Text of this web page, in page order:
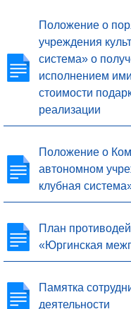
Положение о
учреждения
система» о
исполнением
стоимости
реализации
Положение о
автономном
клубная
План
«Юргинская
Памятка
деятельности